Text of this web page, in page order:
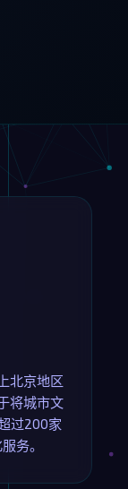
北京地区
将城市文
过200家
务。